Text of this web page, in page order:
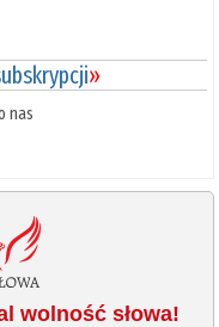
»
nas
wolność słowa!